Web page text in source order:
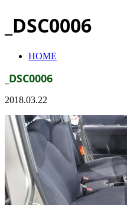
_DSC0006
HOME
_DSC0006
2018.03.22